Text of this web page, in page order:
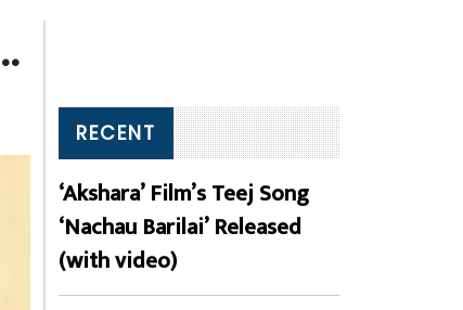
RECENT
‘Akshara’ Film’s Teej Song
‘Nachau Barilai’ Released
(with video)